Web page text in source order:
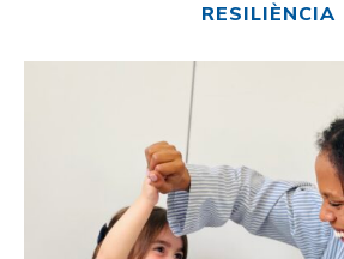
RESILIÈNCIA